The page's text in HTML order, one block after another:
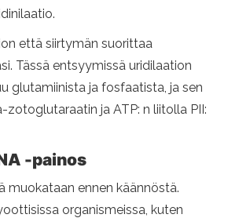
että siirtymän suorittaa
Tässä entsyymissä uridilaation
glutamiinista ja fosfaatista, ja sen
zotoglutaraatin ja ATP: n liitolla PII:
-painos
muokataan ennen käännöstä.
organismeissa, kuten